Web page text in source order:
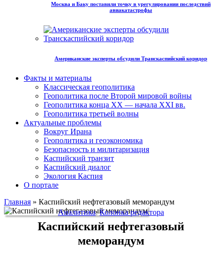
Москва и Баку поставили точку в урегулировании последствий
авиакатастрофы
Американские эксперты обсудили Транскаспийский коридор
Факты и материалы
Классическая геополитика
Геополитика после Второй мировой войны
Геополитика конца XX — начала XXI вв.
Геополитика третьей волны
Актуальные проблемы
Вокруг Ирана
Геополитика и геоэкономика
Безопасность и милитаризация
Каспийский транзит
Каспийский диалог
Экология Каспия
О портале
Главная » Каспийский нефтегазовый меморандум
Аналитика,Колонка редактора
Каспийский нефтегазовый
меморандум